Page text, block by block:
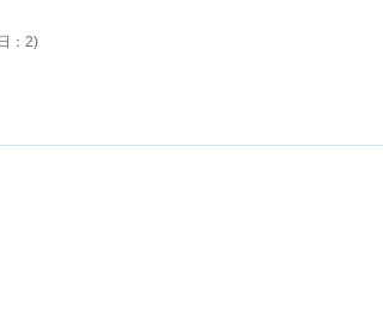
：2)